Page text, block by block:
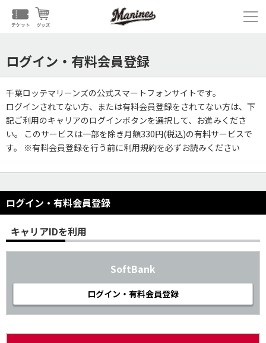
ログイン・有料会員登録
千葉ロッテマリーンズの公式スマートフォンサイトです。
ログインされてない方、または有料会員登録をされてない方は、下
記ご利用のキャリアのログインボタンを選択して、お進みくださ
い。 このサービスは一部を除き月額330円(税込)の有料サービスで
す。 ※有料会員登録を行う前に利用規約を必ずお読みください
ログイン・有料会員登録
キャリアIDを利用
SoftBank
ログイン・有料会員登録